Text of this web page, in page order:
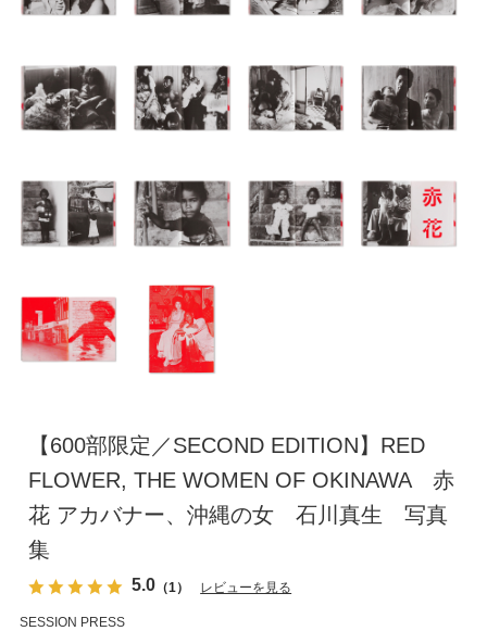
【600部限定／SECOND EDITION】RED
FLOWER, THE WOMEN OF OKINAWA 赤
花 アカバナー、沖縄の女 石川真生 写真
集
5.0 （1） レビューを見る
SESSION PRESS